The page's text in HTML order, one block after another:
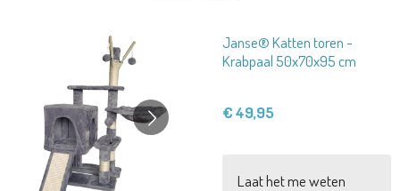
Janse® Katten toren -
Krabpaal 50x70x95 cm
€ 49,95
Laat het me weten